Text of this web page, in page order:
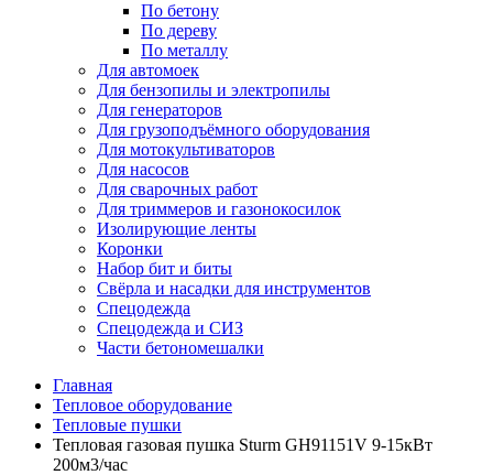
По бетону
По дереву
По металлу
Для автомоек
Для бензопилы и электропилы
Для генераторов
Для грузоподъёмного оборудования
Для мотокультиваторов
Для насосов
Для сварочных работ
Для триммеров и газонокосилок
Изолирующие ленты
Коронки
Набор бит и биты
Свёрла и насадки для инструментов
Спецодежда
Спецодежда и СИЗ
Части бетономешалки
Главная
Тепловое оборудование
Тепловые пушки
Тепловая газовая пушка Sturm GH91151V 9-15кВт
200м3/час